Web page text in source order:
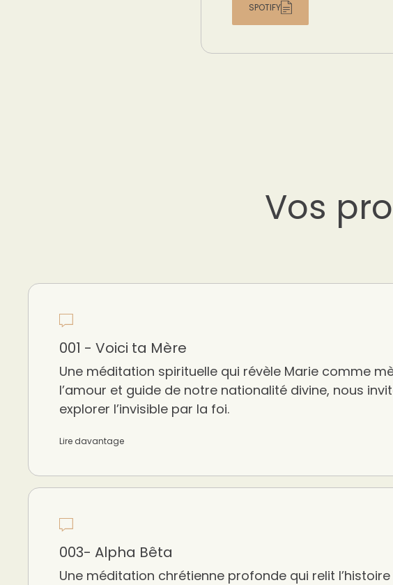
SPOTIFY
Vos
001 - Voici ta Mère
Une méditation spirituelle qui révèle Marie comme
l’amour et guide de notre nationalité divine, nous
explorer l’invisible par la foi.
Lire davantage
003- Alpha Bêta
Une méditation chrétienne profonde qui relit